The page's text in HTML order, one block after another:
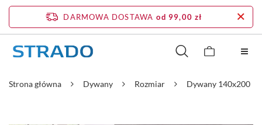
DARMOWA DOSTAWA od 99,00 zł
Strona główna Dywany Rozmiar Dywany 140x200